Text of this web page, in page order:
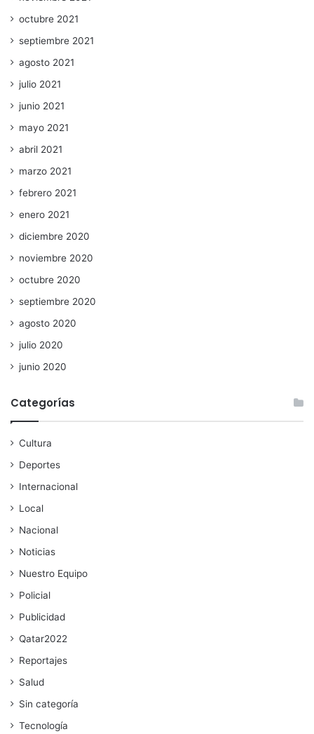
octubre 2021
septiembre 2021
agosto 2021
julio 2021
junio 2021
mayo 2021
abril 2021
marzo 2021
febrero 2021
enero 2021
diciembre 2020
noviembre 2020
octubre 2020
septiembre 2020
agosto 2020
julio 2020
junio 2020
Categorías
Cultura
Deportes
Internacional
Local
Nacional
Noticias
Nuestro Equipo
Policial
Publicidad
Qatar2022
Reportajes
Salud
Sin categoría
Tecnología